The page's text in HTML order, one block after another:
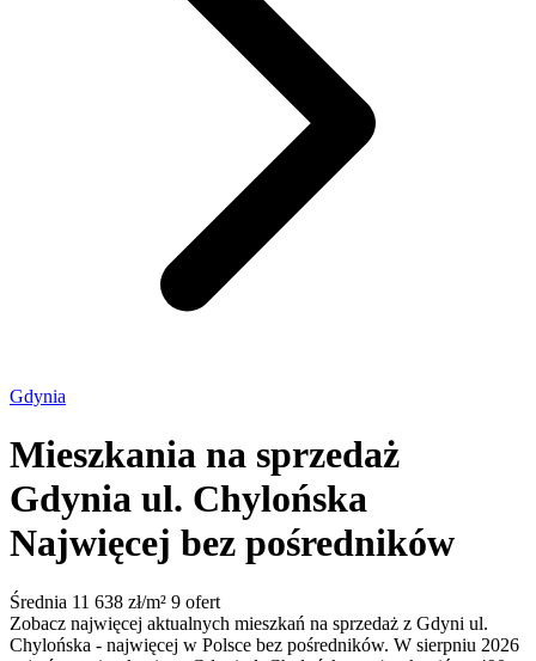
Gdynia
Mieszkania na sprzedaż
Gdynia ul. Chylońska
Najwięcej bez pośredników
Średnia 11 638 zł/m² 9 ofert
Zobacz najwięcej aktualnych mieszkań na sprzedaż z Gdyni ul.
Chylońska - najwięcej w Polsce bez pośredników. W sierpniu 2026